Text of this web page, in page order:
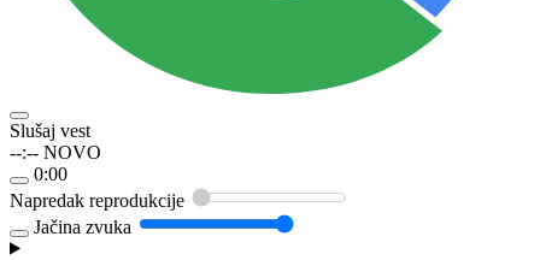
Slušaj vest
--:-- NOVO
0:00
Napredak reprodukcije
Jačina zvuka